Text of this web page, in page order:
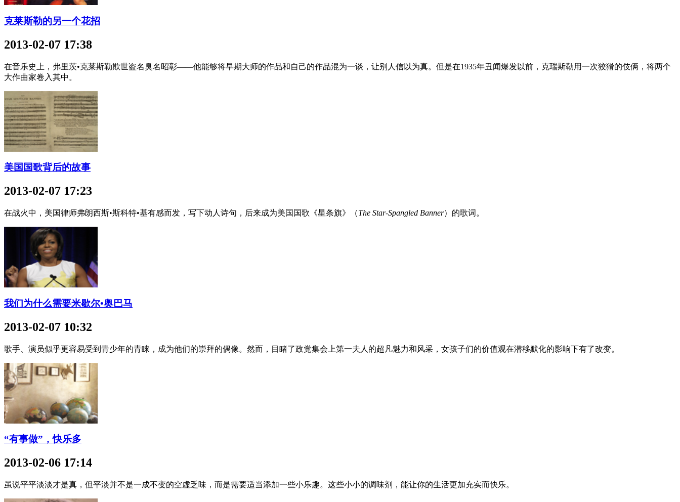
克莱斯勒的另一个花招
2013-02-07 17:38
在音乐史上，弗里茨•克莱斯勒欺世盗名臭名昭彰——他能够将早期大师的作品和自己的作品混为一谈，让别人信以为真。但是在1935年丑闻爆发以前，克瑞斯勒用一次狡猾的伎俩，将两个
大作曲家卷入其中。
美国国歌背后的故事
2013-02-07 17:23
在战火中，美国律师弗朗西斯•斯科特•基有感而发，写下动人诗句，后来成为美国国歌《星条旗》（The Star-Spangled Banner）的歌词。
我们为什么需要米歇尔•奥巴马
2013-02-07 10:32
歌手、演员似乎更容易受到青少年的青睐，成为他们的崇拜的偶像。然而，目睹了政党集会上第一夫人的超凡魅力和风采，女孩子们的价值观在潜移默化的影响下有了改变。
“有事做”，快乐多
2013-02-06 17:14
虽说平平淡淡才是真，但平淡并不是一成不变的空虚乏味，而是需要适当添加一些小乐趣。这些小小的调味剂，能让你的生活更加充实而快乐。